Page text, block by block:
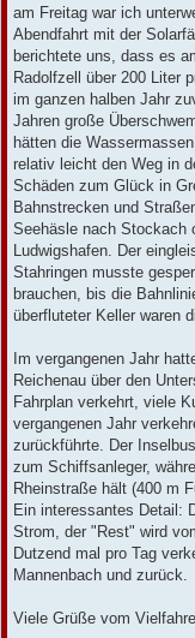
a
am Freitag war ich
Abendfahrt mit der
berichtete uns, dass es
Radolfzell über 200 Liter
im ganzen halben Jahr
Jahren große
hätten die
relativ leicht den Weg in
Schäden zum Glück in
Bahnstrecken und
Seehäsle nach Stockach
Ludwigshafen. Der
Stahringen musste
brauchen, bis die
überfluteter Keller waren
Im vergangenen Jahr
Reichenau über den
Fahrplan verkehrt, viele
vergangenen Jahr
zurückführte. Der
zum Schiffsanleger,
Rheinstraße hält (400 m
Ein interessantes Detail:
Strom, der "Rest" wird
Dutzend mal pro Tag
Mannenbach und zurück.
Viele Grüße vom